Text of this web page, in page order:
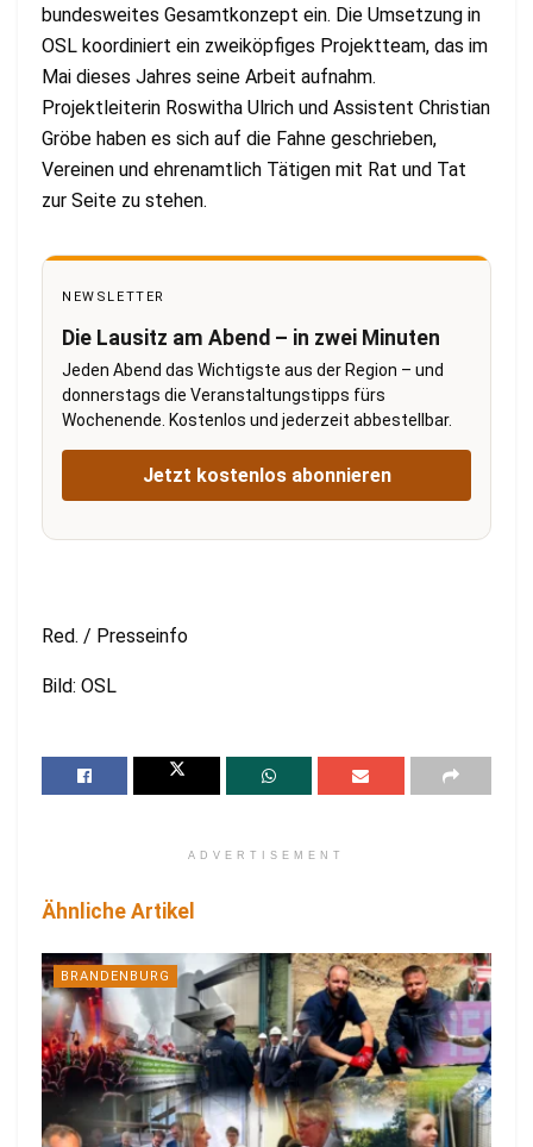
bundesweites Gesamtkonzept ein. Die Umsetzung in
OSL koordiniert ein zweiköpfiges Projektteam, das im
Mai dieses Jahres seine Arbeit aufnahm.
Projektleiterin Roswitha Ulrich und Assistent Christian
Gröbe haben es sich auf die Fahne geschrieben,
Vereinen und ehrenamtlich Tätigen mit Rat und Tat
zur Seite zu stehen.
NEWSLETTER
Die Lausitz am Abend – in zwei Minuten
Jeden Abend das Wichtigste aus der Region – und
donnerstags die Veranstaltungstipps fürs
Wochenende. Kostenlos und jederzeit abbestellbar.
Jetzt kostenlos abonnieren
Red. / Presseinfo
Bild: OSL
ADVERTISEMENT
Ähnliche Artikel
BRANDENBURG